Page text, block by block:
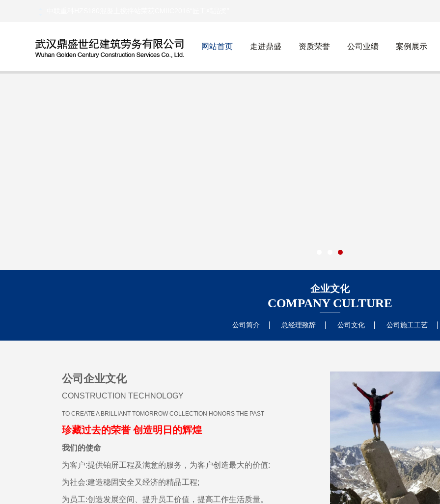
菲律宾传捷报:YHZS35混凝土搅拌站调试成功
网站首页 走进鼎盛 资质荣誉 公司业绩 案例展示
企业文化
COMPANY CULTURE
公司简介 总经理致辞 公司文化 公司施工工艺
公司企业文化
CONSTRUCTION TECHNOLOGY
TO CREATE A BRILLIANT TOMORROW COLLECTION HONORS THE PAST
珍藏过去的荣誉 创造明日的辉煌
我们的使命
为客户:提供铂屏工程及满意的服务，为客户创造最大的价值:
为社会:建造稳固安全又经济的精品工程;
为员工:创造发展空间、提升员工价值，提高工作生活质量。